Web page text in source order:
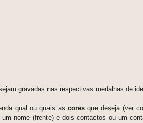
gravadas nas respectivas medalhas de
qual ou quais as coresque deseja (ver
um nome (frente) e dois contactos ou um